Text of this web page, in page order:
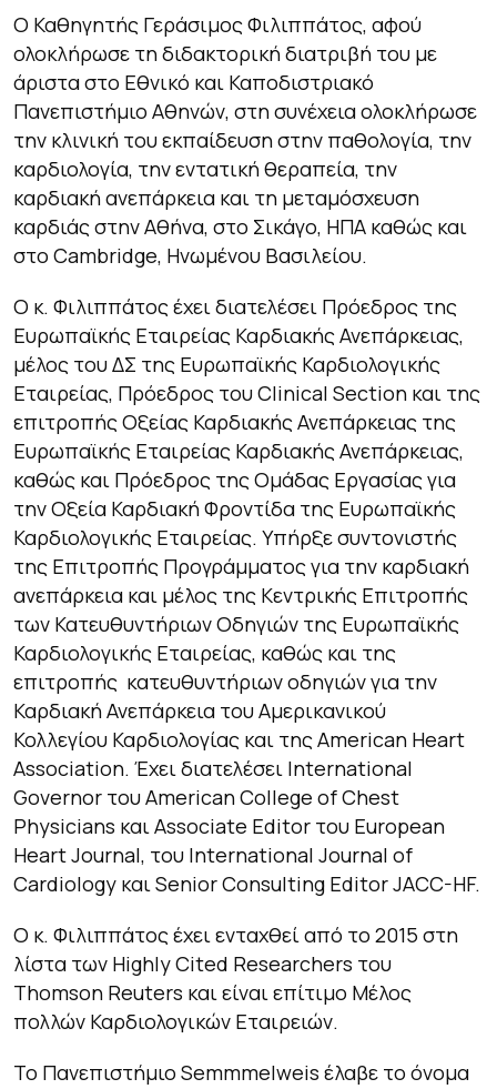
Ο Καθηγητής Γεράσιμος Φιλιππάτος, αφού
ολοκλήρωσε τη διδακτορική διατριβή του με
άριστα στο Εθνικό και Καποδιστριακό
Πανεπιστήμιο Αθηνών, στη συνέχεια ολοκλήρωσε
την κλινική του εκπαίδευση στην παθολογία, την
καρδιολογία, την εντατική θεραπεία, την
καρδιακή ανεπάρκεια και τη μεταμόσχευση
καρδιάς στην Αθήνα, στο Σικάγο, ΗΠΑ καθώς και
στο Cambridge, Ηνωμένου Βασιλείου.
Ο κ. Φιλιππάτος έχει διατελέσει Πρόεδρος της
Ευρωπαϊκής Εταιρείας Καρδιακής Ανεπάρκειας,
μέλος του ΔΣ της Ευρωπαϊκής Καρδιολογικής
Εταιρείας, Πρόεδρος του Clinical Section και της
επιτροπής Οξείας Καρδιακής Ανεπάρκειας της
Ευρωπαϊκής Εταιρείας Καρδιακής Ανεπάρκειας,
καθώς και Πρόεδρος της Ομάδας Εργασίας για
την Οξεία Καρδιακή Φροντίδα της Ευρωπαϊκής
Καρδιολογικής Εταιρείας. Υπήρξε συντονιστής
της Επιτροπής Προγράμματος για την καρδιακή
ανεπάρκεια και μέλος της Κεντρικής Επιτροπής
των Κατευθυντήριων Οδηγιών της Ευρωπαϊκής
Καρδιολογικής Εταιρείας, καθώς και της
επιτροπής κατευθυντήριων οδηγιών για την
Καρδιακή Ανεπάρκεια του Αμερικανικού
Κολλεγίου Καρδιολογίας και της American Heart
Association. Έχει διατελέσει International
Governor του American College of Chest
Physicians και Associate Editor του European
Heart Journal, του International Journal of
Cardiology και Senior Consulting Editor JACC-HF.
Ο κ. Φιλιππάτος έχει ενταχθεί από το 2015 στη
λίστα των Highly Cited Researchers του
Thomson Reuters και είναι επίτιμο Μέλος
πολλών Καρδιολογικών Εταιρειών.
Το Πανεπιστήμιο Semmmelweis έλαβε το όνομα